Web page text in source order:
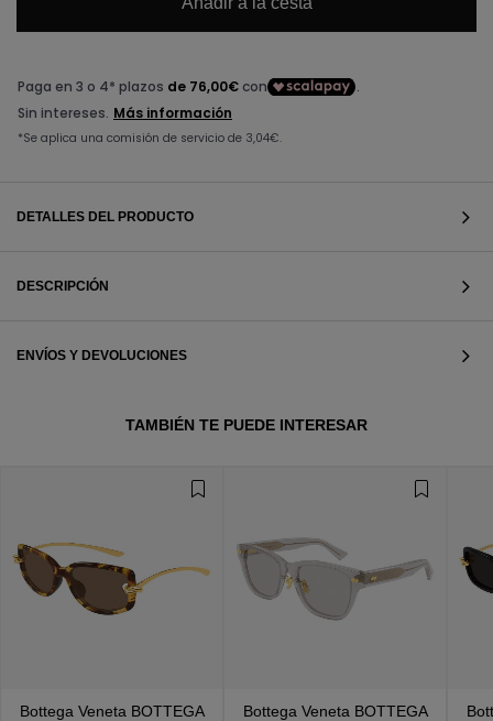
DETALLES DEL PRODUCTO
DESCRIPCIÓN
ENVÍOS Y DEVOLUCIONES
TAMBIÉN TE PUEDE INTERESAR
Bottega Veneta BOTTEGA
Bottega Veneta BOTTEGA